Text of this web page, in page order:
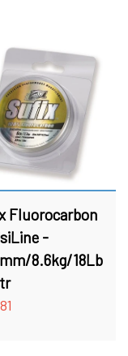
Fluorocarbon
-
8.6kg/18Lb